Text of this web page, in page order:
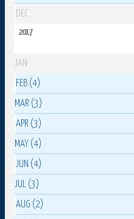
DEC
2017
JAN
FEB (4)
MAR (3)
APR (3)
MAY (4)
JUN (4)
JUL (3)
AUG (2)